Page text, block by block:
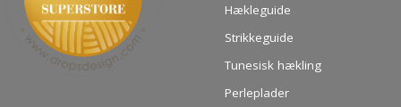
Hækleguide
Strikkeguide
Tunesisk hækling
Perleplader